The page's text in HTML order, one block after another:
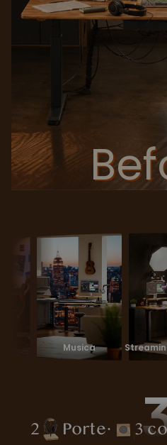
Musica Streaming in
2 Porte· 3